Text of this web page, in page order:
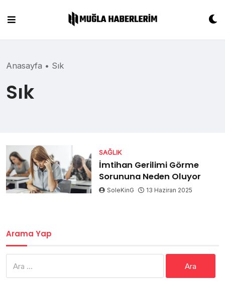
content
Anasayfa • Sık
Sık
SAĞLIK
İmtihan Gerilimi Görme
Sorununa Neden Oluyor
SoleKinG 13 Haziran 2025
Arama Yap